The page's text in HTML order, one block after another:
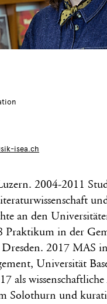
isea.ch
2004-2011
an den
Praktikum in der
2017 MAS in
Universität
als
Solothurn und